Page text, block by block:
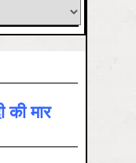
की मार